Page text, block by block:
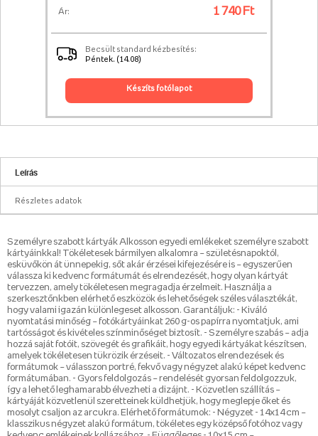
Ár: 1 740 Ft
Becsült standard kézbesítés:
Péntek. (14.08)
készíts fotólapot
Leírás
Részletes adatok
Személyre szabott kártyák Alkosson egyedi emlékeket személyre szabott
kártyáinkkal! Tökéletesek bármilyen alkalomra – születésnapoktól,
esküvőkön át ünnepekig, sőt akár érzései kifejezésére is – egyszerűen
válassza ki kedvenc formátumát és elrendezését, hogy olyan kártyát
tervezzen, amely tökéletesen megragadja érzelmeit. Használja a
szerkesztőnkben elérhető eszközök és lehetőségek széles választékát,
hogy valami igazán különlegeset alkosson. Garantáljuk: - Kiváló
nyomtatási minőség – fotókártyáinkat 260 g-os papírra nyomtatjuk, ami
tartósságot és kivételes színminőséget biztosít. - Személyre szabás – adja
hozzá saját fotóit, szövegét és grafikáit, hogy egyedi kártyákat készítsen,
amelyek tökéletesen tükrözik érzéseit. - Változatos elrendezések és
formátumok – válasszon portré, fekvő vagy négyzet alakú képet kedvenc
formátumában. - Gyors feldolgozás – rendelését gyorsan feldolgozzuk,
így a lehető leghamarabb élvezheti a dizájnt. - Közvetlen szállítás –
kártyáját közvetlenül szeretteinek küldhetjük, hogy meglepje őket és
mosolyt csaljon az arcukra. Elérhető formátumok: - Négyzet - 14x14 cm –
klasszikus négyzet alakú formátum, tökéletes egy középső fotóhoz vagy